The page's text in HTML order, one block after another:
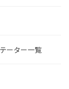
ーター一覧